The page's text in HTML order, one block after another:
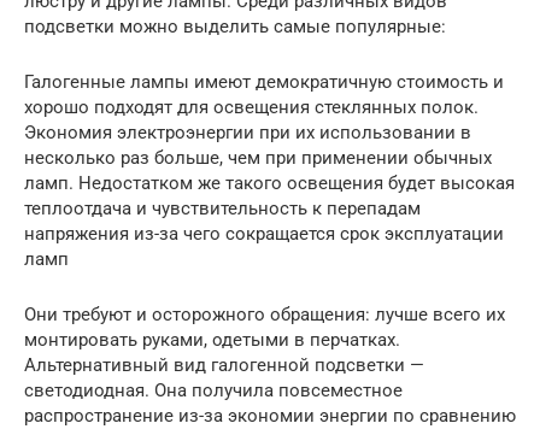
подсветки можно выделить самые популярные:
Галогенные лампы имеют демократичную стоимость и
хорошо подходят для освещения стеклянных полок.
Экономия электроэнергии при их использовании в
несколько раз больше, чем при применении обычных
ламп. Недостатком же такого освещения будет высокая
теплоотдача и чувствительность к перепадам
напряжения из-за чего сокращается срок эксплуатации
ламп
Они требуют и осторожного обращения: лучше всего их
монтировать руками, одетыми в перчатках.
Альтернативный вид галогенной подсветки —
светодиодная. Она получила повсеместное
распространение из-за экономии энергии по сравнению